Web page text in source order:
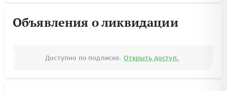
Объявления о ликвидации
Доступно по подписке. Открыть доступ.